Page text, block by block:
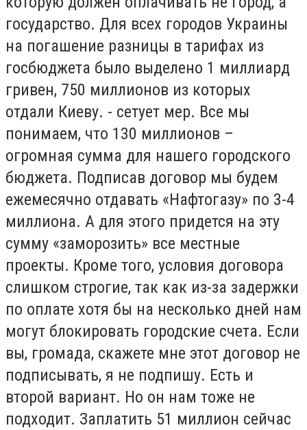
государство. Для всех городов Украины
на погашение разницы в тарифах из
госбюджета было выделено 1 миллиард
гривен, 750 миллионов из которых
отдали Киеву. - сетует мер. Все мы
понимаем, что 130 миллионов –
огромная сумма для нашего городского
бюджета. Подписав договор мы будем
ежемесячно отдавать «Нафтогазу» по 3-4
миллиона. А для этого придется на эту
сумму «заморозить» все местные
проекты. Кроме того, условия договора
слишком строгие, так как из-за задержки
по оплате хотя бы на несколько дней нам
могут блокировать городские счета. Если
вы, громада, скажете мне этот договор не
подписывать, я не подпишу. Есть и
второй вариант. Но он нам тоже не
подходит. Заплатить 51 миллион сейчас